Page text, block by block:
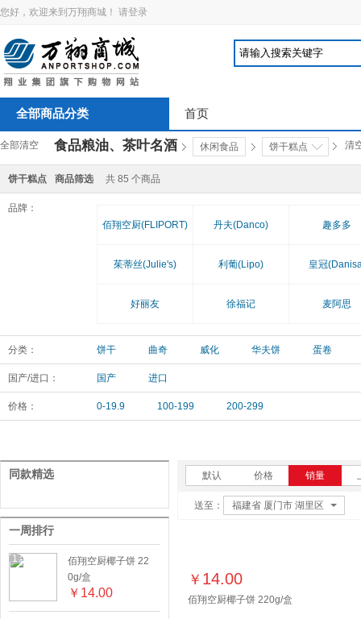
您好，欢迎来到万翔商城！ 请登录
全部商品分类 首页
全部清空 食品粮油、茶叶名酒 休闲食品 饼干糕点 清
饼干糕点 商品筛选 共 85 个商品
品牌：
佰翔空厨(FLIPORT)
丹夫(Danco) 趣多多
茱蒂丝(Julie's) 利葡(Lipo) 皇冠
好丽友 徐福记 麦阿思
分类： 饼干 曲奇 威化 华夫饼 蛋卷
国产/进口： 国产 进口
价格： 0-19.9 100-199 200-299
同款精选
一周排行
1
佰翔空厨椰子饼 22
0g/盒
￥ 14.00
默认 价格 销量
送至： 福建省 厦门市 湖里区
￥ 14.00
佰翔空厨椰子饼 220g/盒